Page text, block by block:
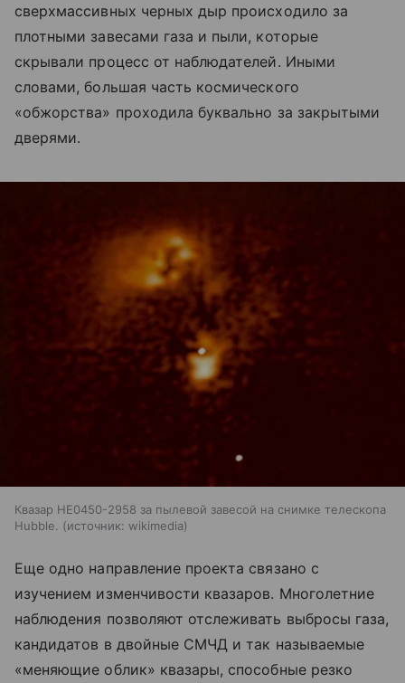
сверхмассивных черных дыр происходило за
плотными завесами газа и пыли, которые
скрывали процесс от наблюдателей. Иными
словами, большая часть космического
«обжорства» проходила буквально за закрытыми
дверями.
Квазар HE0450-2958 за пылевой завесой на снимке телескопа
Hubble.
источник: wikimedia
Еще одно направление проекта связано с
изучением изменчивости квазаров. Многолетние
наблюдения позволяют отслеживать выбросы газа,
кандидатов в двойные СМЧД и так называемые
«меняющие облик» квазары, способные резко